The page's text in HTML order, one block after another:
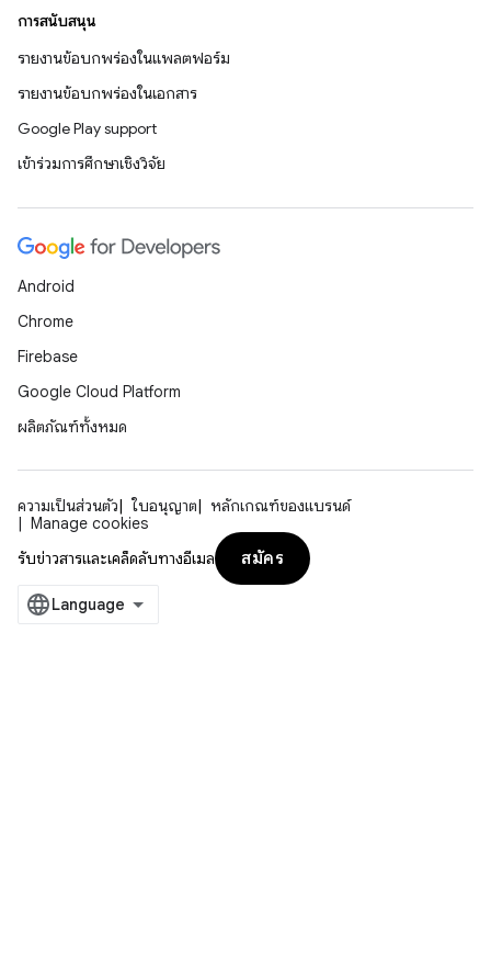
การสนับสนุน
รายงานข้อบกพร่องในแพลตฟอร์ม
รายงานข้อบกพร่องในเอกสาร
Google Play support
เข้าร่วมการศึกษาเชิงวิจัย
Android
Chrome
Firebase
Google Cloud Platform
ผลิตภัณฑ์ทั้งหมด
ความเป็นส่วนตัว ใบอนุญาต
หลักเกณฑ์ของแบรนด์
Manage cookies
รับข่าวสารและเคล็ดลับทางอีเมล
สมัคร